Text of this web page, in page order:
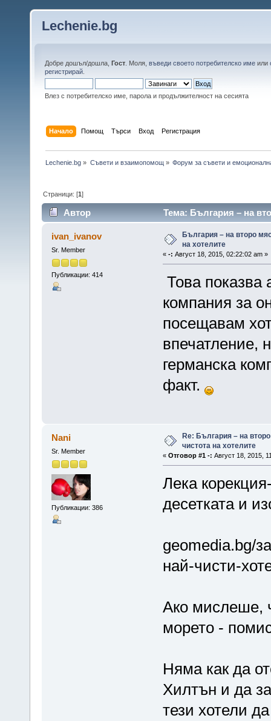
Lechenie.bg
Добре дошъл/дошла, Гост . Моля, въведи своето потребителско име или
регистрирай
Влез с потребителско име, парола и продължителност на сесията
Начало Помощ Търси Вход Регистрация
Lechenie.bg » Съвети и взаимопомощ » Форум за съвети и
Страници: [1]
Автор
Тема: България – на
пъти)
ivan_ivanov
Sr. Member
Публикации: 414
България – на второ
на хотелите
« -: Август 18, 2015, 02:22:02 am »
Това показва
компания за
посещавам
впечатление,
германска
факт.
Nani
Sr. Member
Публикации: 386
Re: България – на
чистота на хотелите
« Отговор #1 -: Август 18, 2015,
Лека
десетката и
geomedia.bg/
най-чисти-
Ако мислеше,
морето -
Няма как да
Хилтън и да
тези хотели